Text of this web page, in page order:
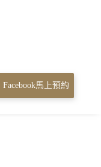
Facebook馬上預約